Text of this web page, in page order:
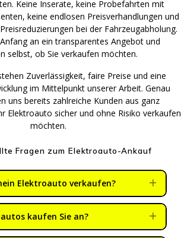
Keine Inserate, keine Probefahrten mit
keine endlosen Preisverhandlungen und
bei der Fahrzeugabholung.
an ein transparentes Angebot und
selbst, ob Sie verkaufen möchten.
Zuverlässigkeit, faire Preise und eine
im Mittelpunkt unserer Arbeit. Genau
uns bereits zahlreiche Kunden aus ganz
Elektroauto sicher und ohne Risiko verkaufen
möchten.
Fragen zum Elektroauto-Ankauf
Elektroauto verkaufen?
kaufen Sie an?